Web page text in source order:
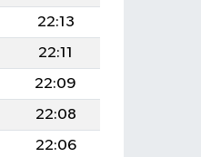
22:13
22:11
22:09
22:08
22:06